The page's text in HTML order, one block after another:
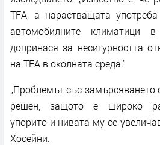
TFA, а нарастващата
автомобилните климатици
допринася за несигурността
на TFA в околната среда."
„Проблемът със замърсяването
решен, защото е широко
упорито и нивата му се
Хосейни.